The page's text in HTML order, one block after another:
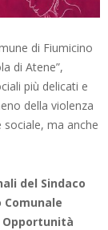
di Fiumicino
di Atene”,
più delicati e
della violenza
ma anche
del Sindaco
Opportunità